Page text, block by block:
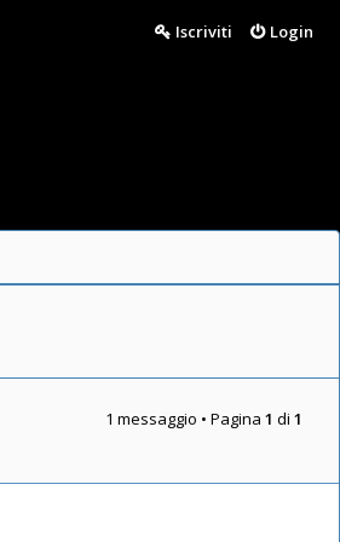
Login
Iscriviti
1 messaggio • Pagina 1 di 1